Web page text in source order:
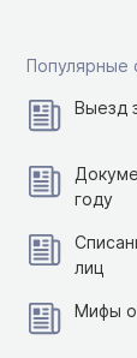
Популярные
Выезд
году
лиц
Мифы о